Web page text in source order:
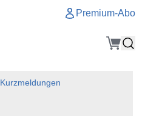
Premium-Abo
Kurzmeldungen